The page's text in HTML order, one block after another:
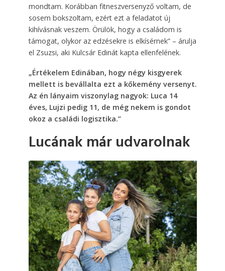
mondtam. Korábban fitneszversenyző voltam, de
sosem bokszoltam, ezért ezt a feladatot új
kihívásnak veszem. Örülök, hogy a családom is
támogat, olykor az edzésekre is elkísérnek” – árulja
el Zsuzsi, aki Kulcsár Edinát kapta ellenfelének.
„Értékelem Edinában, hogy négy kisgyerek
mellett is bevállalta ezt a kőkemény versenyt.
Az én lányaim viszonylag nagyok: Luca 14
éves, Lujzi pedig 11, de még nekem is gondot
okoz a családi logisztika.”
Lucának már udvarolnak